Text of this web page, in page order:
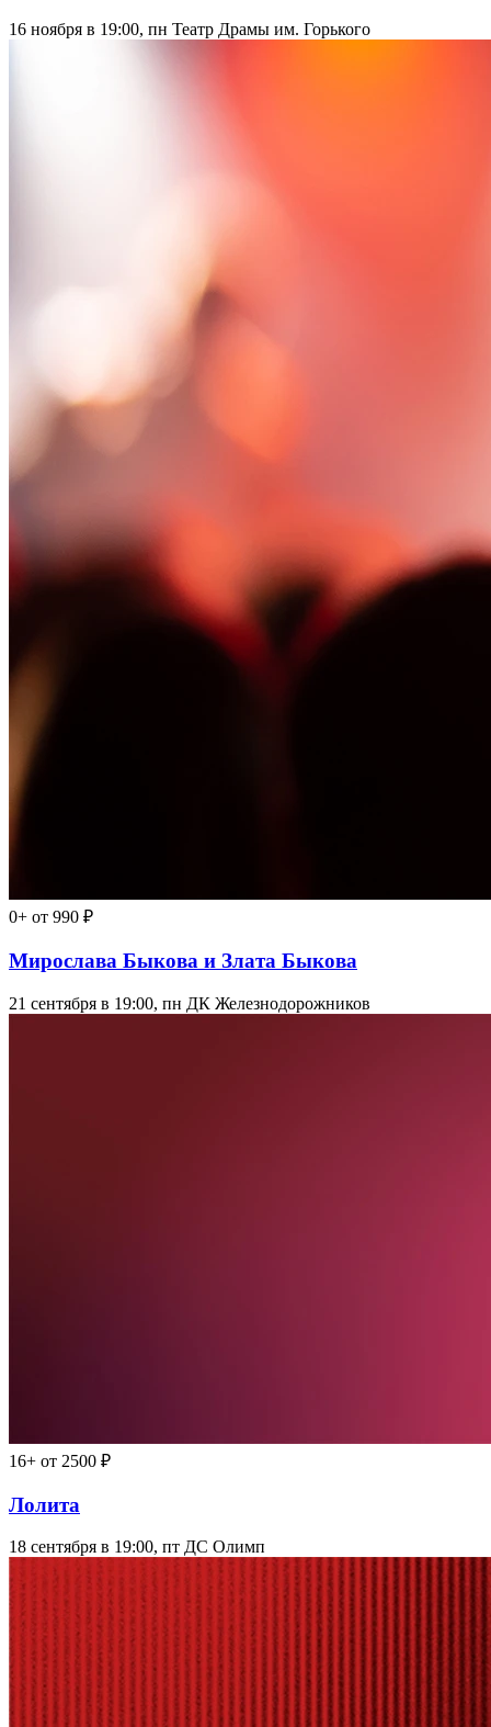
16 ноября в 19:00, пн Театр Драмы им. Горького
0+ от 990 ₽
Мирослава Быкова и Злата Быкова
21 сентября в 19:00, пн ДК Железнодорожников
16+ от 2500 ₽
Лолита
18 сентября в 19:00, пт ДС Олимп